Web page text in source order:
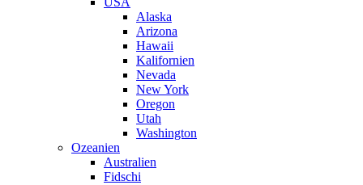
Alaska
Arizona
Hawaii
Kalifornien
Nevada
New York
Oregon
Utah
Washington
Ozeanien
Australien
Fidschi